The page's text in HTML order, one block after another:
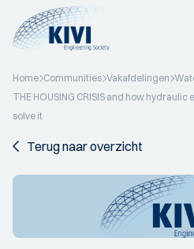
Home Communities Vakafdelingen
THE HOUSING CRISIS and how
solve it
Terug naar overzicht